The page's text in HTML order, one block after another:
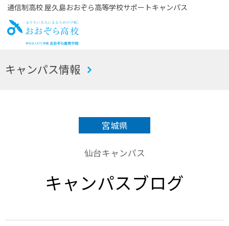
通信制高校 屋久島おおぞら高等学校サポートキャンパス
お
キャンパス情報
宮城県
仙台キャンパス
キャンパスブログ